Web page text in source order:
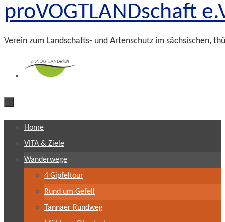
proVOGTLANDschaft
Verein zum Landschafts- und Artenschutz im sächsischen,
Inhalt
springen
Home
VITA & Ziele
Wanderwege
4 Gipfeltour
Rund um Gefell
Tannaer Rundweg